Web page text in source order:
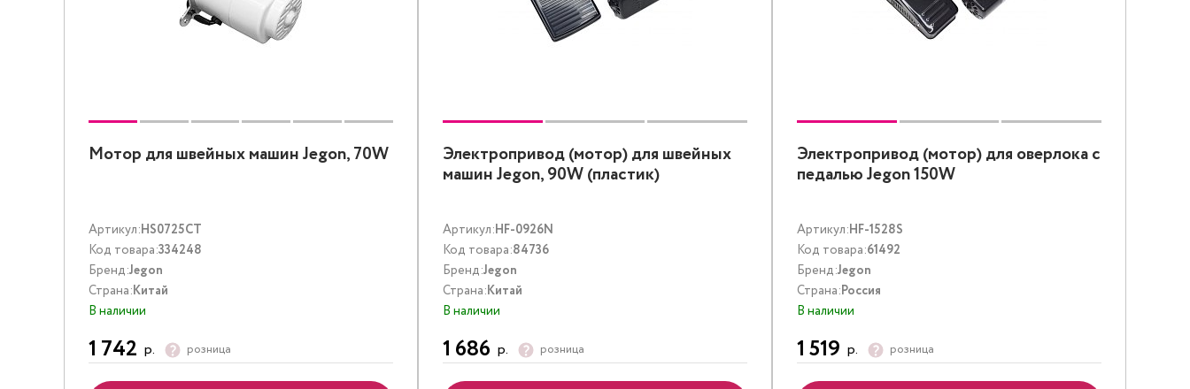
Мотор для швейных машин Jegon, 70W
Артикул:HS0725CT
Код товара:334248
Бренд:Jegon
Страна:Китай
В наличии
1 742 р. розница
Электропривод (мотор) для швейных
машин Jegon, 90W (пластик)
Артикул:HF-0926N
Код товара:84736
Бренд:Jegon
Страна:Китай
В наличии
1 686 р. розница
Электропривод (мотор) для оверлока с
педалью Jegon 150W
Артикул:HF-1528S
Код товара:61492
Бренд:Jegon
Страна:Россия
В наличии
1 519 р. розница